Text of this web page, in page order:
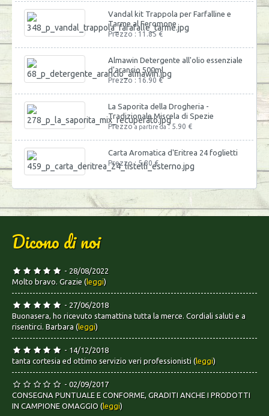
Vandal kit Trappola per Farfalline e
Tarme al Feromone
Prezzo : 11.85 €
Almawin Detergente all'olio essenziale
d'arancio 500ml
Prezzo : 16.90 €
La Saporita della Drogheria -
Tradizionale Miscela di Spezie
Prezzoa partire da: 5.90 €
Carta Aromatica d'Eritrea 24 foglietti
Prezzo : 5.80 €
Dicono di noi
- 28/08/2022
Molto bravo. Grazie (leggi)
- 27/06/2018
Buonasera, ho ricevuto stamattina tutta la merce. Cordiali saluti e a
risentirci. Barbara (leggi)
- 14/12/2018
tanta cortesia ed ottimo servizio veri professionisti (leggi)
- 02/09/2017
CONSEGNA PUNTUALE E CONFORME, GRADITI ANCHE I PRODOTTI
IN CAMPIONE OMAGGIO (leggi)